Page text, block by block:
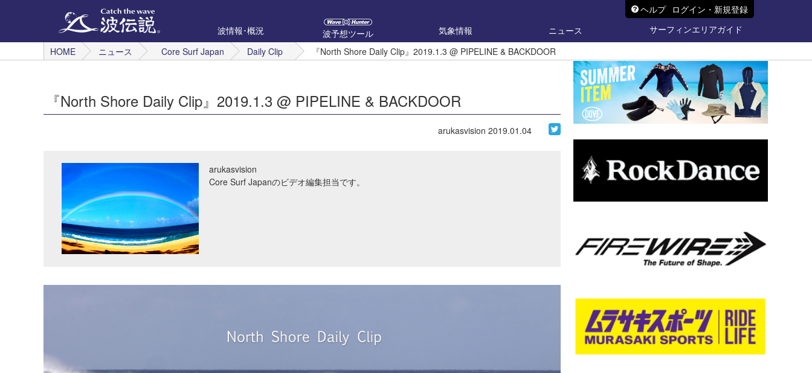
ヘルプ ログイン・新規登録
波情報･概況
波予想ツール 気象情報 ニュース
サーフィンエリアガイド
HOME
ニュース Core Surf Japan Daily Clip 『North Shore Daily Clip』2019.1.3 @ PIPELINE & BACKDOOR
『North Shore Daily Clip』2019.1.3 @ PIPELINE & BACKDOOR
arukasvision 2019.01.04
arukasvision
Core Surf Japanのビデオ編集担当です。